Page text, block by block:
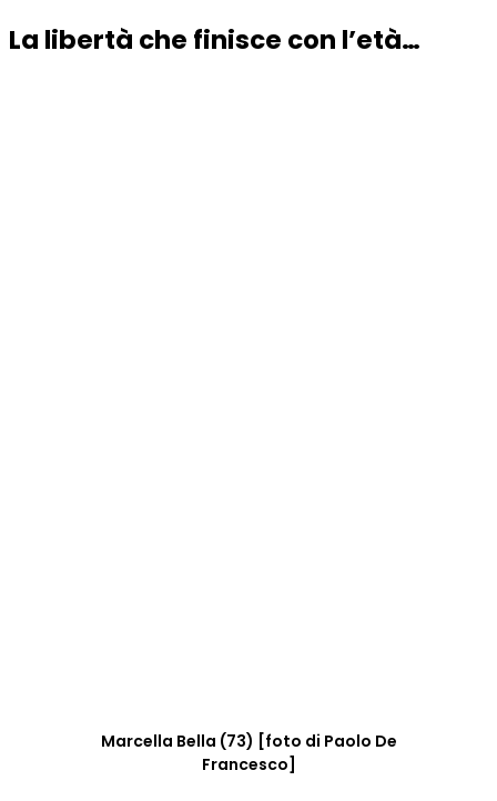
La libertà che finisce con l’età…
Marcella Bella (73) [foto di Paolo De
Francesco]